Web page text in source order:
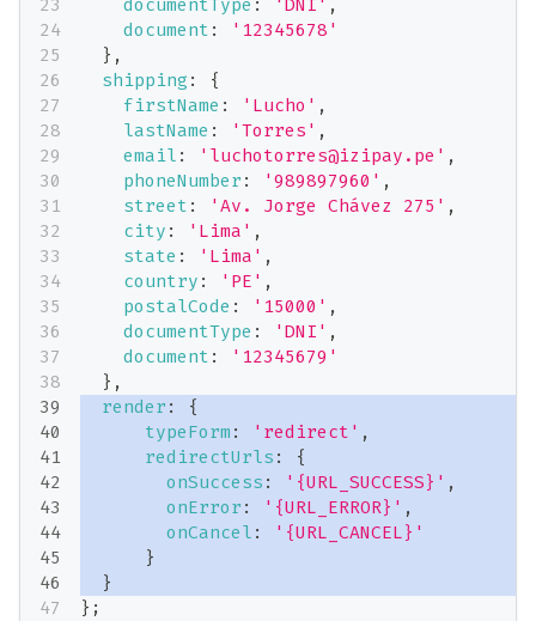
documentType : 'DNI' ,
document :
'12345678'
} ,
shipping :
{
firstName : 'Lucho' ,
lastName : 'Torres' ,
email : 'luchotorres@izipay.pe' ,
phoneNumber : '989897960' ,
street : 'Av. Jorge Chávez 275' ,
city : 'Lima' ,
state : 'Lima' ,
country : 'PE' ,
postalCode : '15000' ,
documentType : 'DNI' ,
document :
'12345679'
} ,
render :
{
typeForm : 'redirect' ,
redirectUrls :
{
onSuccess : '{URL_SUCCESS}' ,
onError : '{URL_ERROR}' ,
onCancel :
'{URL_CANCEL}'
}
}
} ;